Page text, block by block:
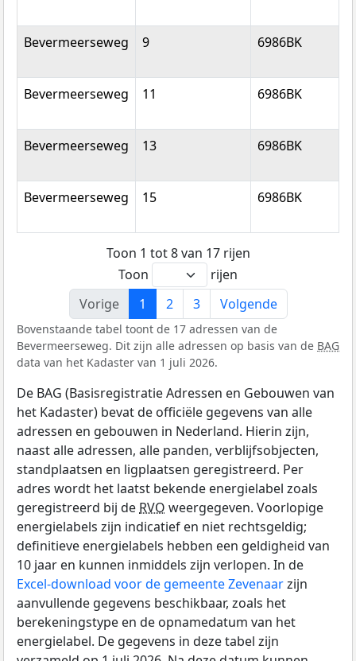
Bevermeerseweg 9 6986BK
Bevermeerseweg 11 6986BK
Bevermeerseweg 13 6986BK
Bevermeerseweg 15 6986BK
Toon 1 tot 8 van 17 rijen
Toon
rijen
Vorige
1 2 3 Volgende
Bovenstaande tabel toont de 17 adressen van de
Bevermeerseweg. Dit zijn alle adressen op basis van de BAG
data van het Kadaster van 1 juli 2026.
De BAG (Basisregistratie Adressen en Gebouwen van
het Kadaster) bevat de officiële gegevens van alle
adressen en gebouwen in Nederland. Hierin zijn,
naast alle adressen, alle panden, verblijfsobjecten,
standplaatsen en ligplaatsen geregistreerd. Per
adres wordt het laatst bekende energielabel zoals
geregistreerd bij de RVO weergegeven. Voorlopige
energielabels zijn indicatief en niet rechtsgeldig;
definitieve energielabels hebben een geldigheid van
10 jaar en kunnen inmiddels zijn verlopen. In de
Excel-download voor de gemeente Zevenaarzijn
aanvullende gegevens beschikbaar, zoals het
berekeningstype en de opnamedatum van het
energielabel. De gegevens in deze tabel zijn